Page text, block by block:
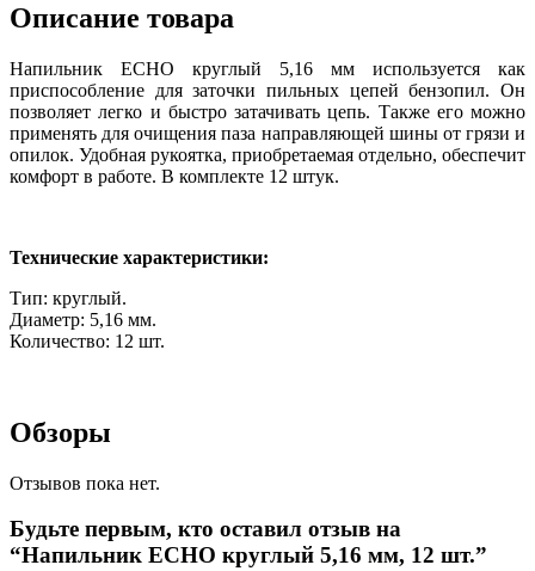
Описание товара
Напильник ECHO круглый 5,16 мм используется как
приспособление для заточки пильных цепей бензопил. Он
позволяет легко и быстро затачивать цепь. Также его можно
применять для очищения паза направляющей шины от грязи и
опилок. Удобная рукоятка, приобретаемая отдельно, обеспечит
комфорт в работе. В комплекте 12 штук.
Технические характеристики:
Тип: круглый.
Диаметр: 5,16 мм.
Количество: 12 шт.
Обзоры
Отзывов пока нет.
Будьте первым, кто оставил отзыв на
“Напильник ECHO круглый 5,16 мм, 12 шт.”